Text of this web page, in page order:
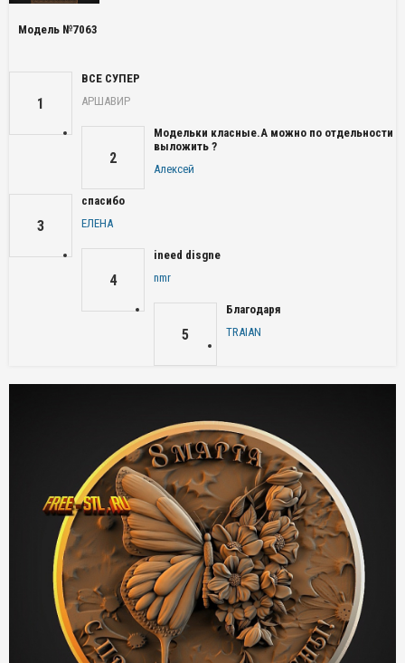
Модель №7063
1
ВСЕ СУПЕР
АРШАВИР
2
Модельки класные.А можно по отдельности
выложить ?
Алексей
3
спасибо
ЕЛЕНА
4
ineed disgne
nmr
5
Благодаря
TRAIAN